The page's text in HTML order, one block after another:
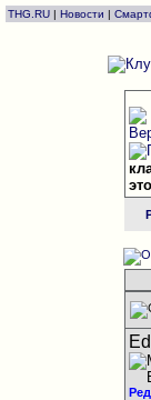
THG.RU | Новости |